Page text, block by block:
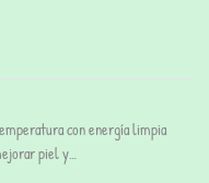
con energía limpia
piel y…